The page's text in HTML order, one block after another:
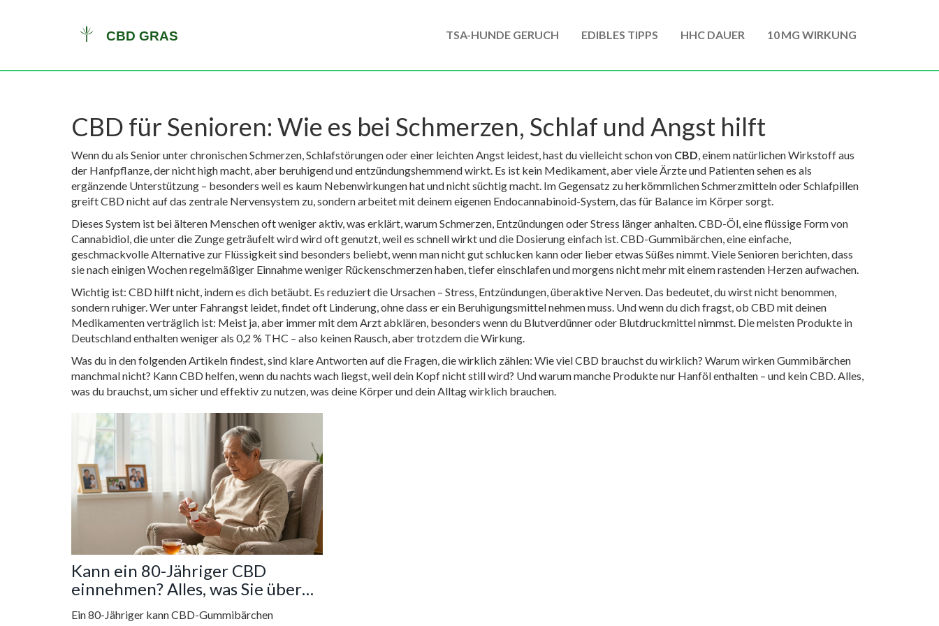
TSA-HUNDE GERUCH EDIBLES TIPPS HHC DAUER 10 MG WIRKUNG
CBD für Senioren: Wie es bei Schmerzen, Schlaf und Angst hilft
Wenn du als Senior unter chronischen Schmerzen, Schlafstörungen oder einer leichten Angst leidest, hast du vielleicht schon von CBD,einem natürlichen Wirkstoff aus
der Hanfpflanze, der nicht high macht, aber beruhigend und entzündungshemmend wirkt. Es ist kein Medikament, aber viele Ärzte und Patienten sehen es als
ergänzende Unterstützung – besonders weil es kaum Nebenwirkungen hat und nicht süchtig macht. Im Gegensatz zu herkömmlichen Schmerzmitteln oder Schlafpillen
greift CBD nicht auf das zentrale Nervensystem zu, sondern arbeitet mit deinem eigenen Endocannabinoid-System, das für Balance im Körper sorgt.
Dieses System ist bei älteren Menschen oft weniger aktiv, was erklärt, warum Schmerzen, Entzündungen oder Stress länger anhalten.CBD-Öl,eine flüssige Form von
Cannabidiol, die unter die Zunge geträufelt wirdwird oft genutzt, weil es schnell wirkt und die Dosierung einfach ist.CBD-Gummibärchen,eine einfache,
geschmackvolle Alternative zur Flüssigkeitsind besonders beliebt, wenn man nicht gut schlucken kann oder lieber etwas Süßes nimmt. Viele Senioren berichten, dass
sie nach einigen Wochen regelmäßiger Einnahme weniger Rückenschmerzen haben, tiefer einschlafen und morgens nicht mehr mit einem rastenden Herzen aufwachen.
Wichtig ist: CBD hilft nicht, indem es dich betäubt. Es reduziert die Ursachen – Stress, Entzündungen, überaktive Nerven. Das bedeutet, du wirst nicht benommen,
sondern ruhiger. Wer unter Fahrangst leidet, findet oft Linderung, ohne dass er ein Beruhigungsmittel nehmen muss. Und wenn du dich fragst, ob CBD mit deinen
Medikamenten verträglich ist: Meist ja, aber immer mit dem Arzt abklären, besonders wenn du Blutverdünner oder Blutdruckmittel nimmst. Die meisten Produkte in
Deutschland enthalten weniger als 0,2 % THC – also keinen Rausch, aber trotzdem die Wirkung.
Was du in den folgenden Artikeln findest, sind klare Antworten auf die Fragen, die wirklich zählen: Wie viel CBD brauchst du wirklich? Warum wirken Gummibärchen
manchmal nicht? Kann CBD helfen, wenn du nachts wach liegst, weil dein Kopf nicht still wird? Und warum manche Produkte nur Hanföl enthalten – und kein CBD. Alles,
was du brauchst, um sicher und effektiv zu nutzen, was deine Körper und dein Alltag wirklich brauchen.
Kann ein 80-Jähriger CBD
einnehmen? Alles, was Sie über
CBD-Gummibärchen für
Ein 80-Jähriger kann CBD-Gummibärchen